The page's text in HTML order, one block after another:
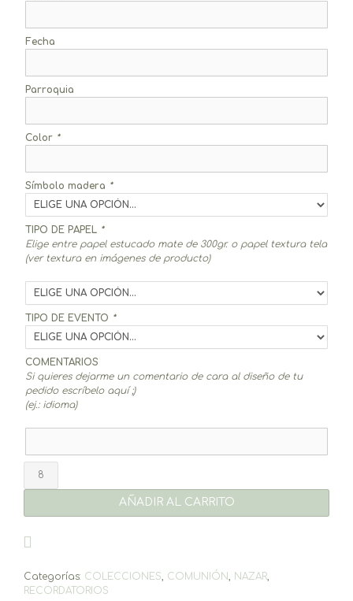
Fecha
Parroquia
Color *
Símbolo madera *
TIPO DE PAPEL *
Elige entre papel estucado mate de 300gr. o papel textura tela
(ver textura en imágenes de producto)
TIPO DE EVENTO *
COMENTARIOS
Si quieres dejarme un comentario de cara al diseño de tu
pedido escríbelo aquí ;)
(ej.: idioma)
Recordatorio
AÑADIR AL CARRITO
Categorías: COLECCIONES COMUNIÓN NAZAR
RECORDATORIOS